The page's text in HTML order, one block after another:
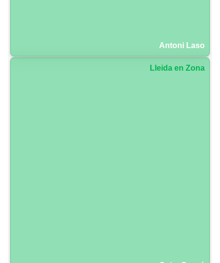
Antoni Laso
Lleida en Zona